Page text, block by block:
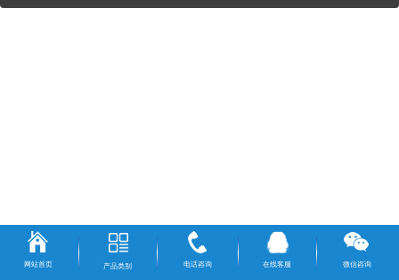
网站首页 产品类别 电话咨询 在线客服 微信咨询